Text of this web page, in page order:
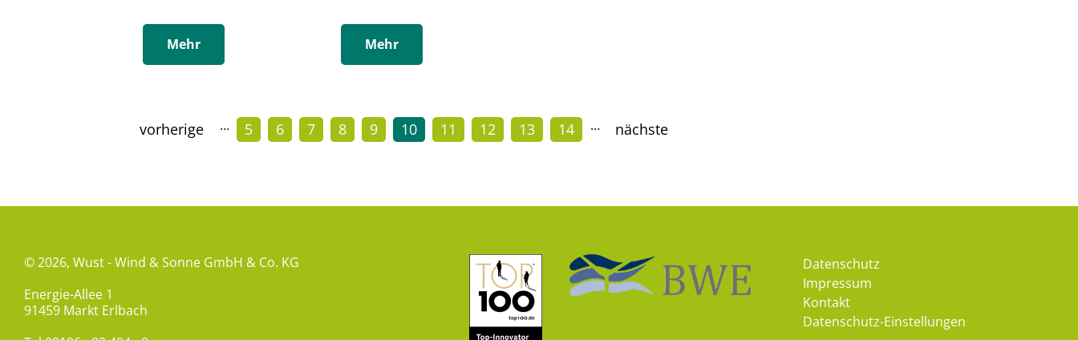
Mehr Mehr
vorherige … 5 6 7 8 9 10 11 12 13 14 … nächste
© 2026, Wust - Wind & Sonne GmbH & Co. KG
Energie-Allee 1
91459 Markt Erlbach
Datenschutz
Impressum
Kontakt
Datenschutz-Einstellungen